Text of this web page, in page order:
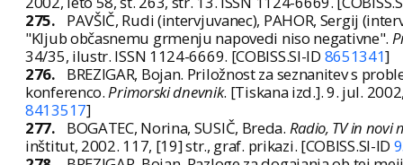
275.
PAVŠIČ, Rudi (intervjuvanec), PAHOR, Sergij
"Kljub občasnemu grmenju napovedi niso negativne".
34/35, ilustr. ISSN 1124-6669. [COBISS.SI-ID 8651341]
276.
BREZIGAR, Bojan. Priložnost za seznanitev s
konferenco.Primorski dnevnik. [Tiskana izd.]. 9. jul.
8413517]
277.
BOGATEC, Norina, SUSIČ, Breda. Radio, TV in novi
inštitut, 2002. 117, [19] str., graf. prikazi. [COBISS.SI-ID